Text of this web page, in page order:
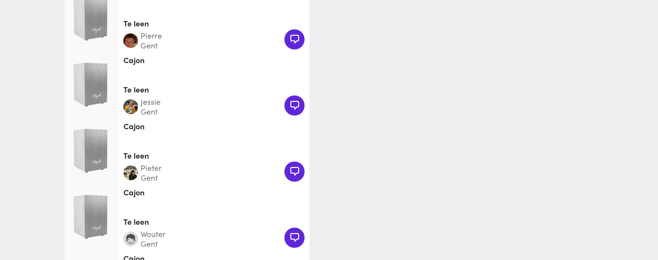
Te leen
Pierre
Gent
Cajon
Te leen
Jessie
Gent
Cajon
Te leen
Pieter
Gent
Cajon
Te leen
Wouter
Gent